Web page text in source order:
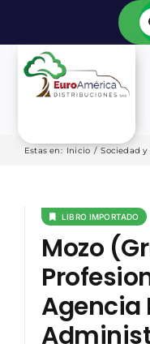
contenido
INICIO
EDITORIALES
CATÁLOGOS
Estas en: Inicio / Sociedad
LIBRO IMPORTADO
Mozo
Agencia